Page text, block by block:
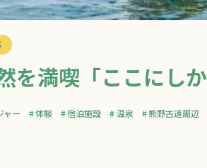
を満喫「ここにし
ャー 体験 宿泊施設 温泉 熊野古道周辺